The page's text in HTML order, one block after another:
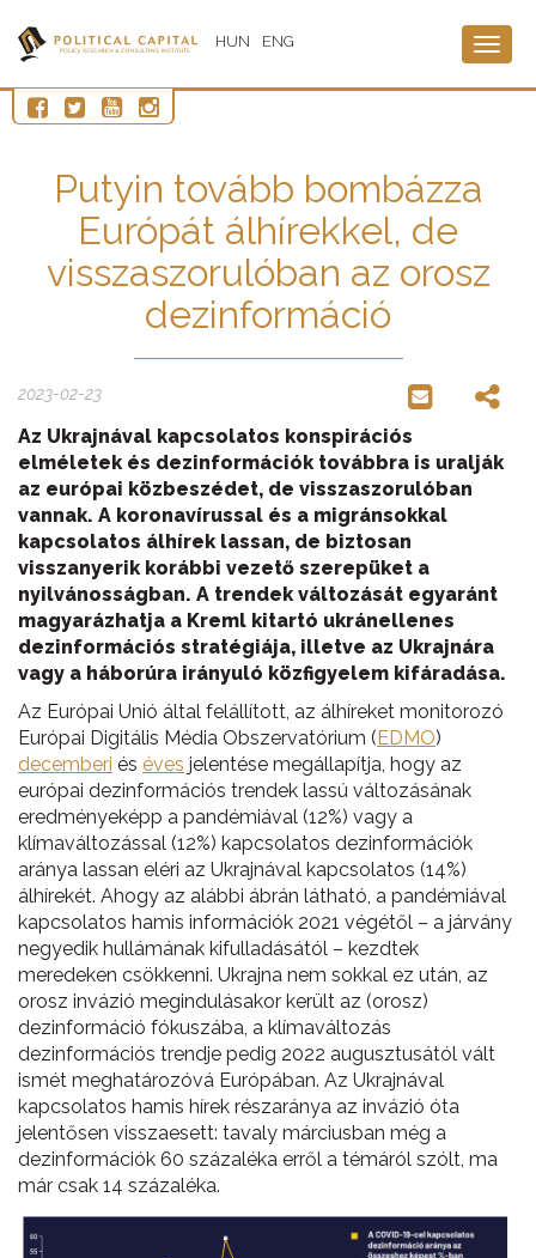
HUN ENG
Putyin tovább bombázza
Európát álhírekkel, de
visszaszorulóban az orosz
dezinformáció
2023-02-23
Az Ukrajnával kapcsolatos konspirációs
elméletek és dezinformációk továbbra is uralják
az európai közbeszédet, de visszaszorulóban
vannak. A koronavírussal és a migránsokkal
kapcsolatos álhírek lassan, de biztosan
visszanyerik korábbi vezető szerepüket a
nyilvánosságban. A trendek változását egyaránt
magyarázhatja a Kreml kitartó ukránellenes
dezinformációs stratégiája, illetve az Ukrajnára
vagy a háborúra irányuló közfigyelem kifáradása.
Az Európai Unió által felállított, az álhíreket monitorozó
Európai Digitális Média Obszervatórium (EDMO)
decemberi és éves jelentése megállapítja, hogy az
európai dezinformációs trendek lassú változásának
eredményeképp a pandémiával (12%) vagy a
klímaváltozással (12%) kapcsolatos dezinformációk
aránya lassan eléri az Ukrajnával kapcsolatos (14%)
álhírekét. Ahogy az alábbi ábrán látható, a pandémiával
kapcsolatos hamis információk 2021 végétől – a járvány
negyedik hullámának kifulladásától – kezdtek
meredeken csökkenni. Ukrajna nem sokkal ez után, az
orosz invázió megindulásakor került az (orosz)
dezinformáció fókuszába, a klímaváltozás
dezinformációs trendje pedig 2022 augusztusától vált
ismét meghatározóvá Európában. Az Ukrajnával
kapcsolatos hamis hírek részaránya az invázió óta
jelentősen visszaesett: tavaly márciusban még a
dezinformációk 60 százaléka erről a témáról szólt, ma
már csak 14 százaléka.